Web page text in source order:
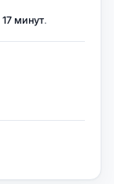
17 минут.